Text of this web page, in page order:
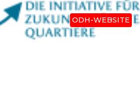
ODH-WEBSITE